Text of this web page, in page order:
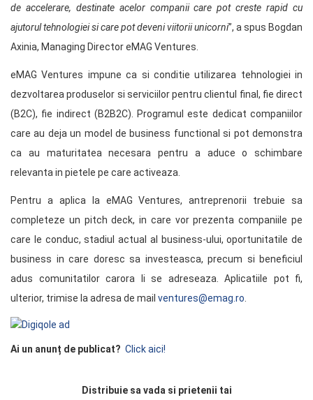
de accelerare, destinate acelor companii care pot creste rapid cu
ajutorul tehnologiei si care pot deveni viitorii unicorni”, a spus Bogdan
Axinia, Managing Director eMAG Ventures.
eMAG Ventures impune ca si conditie utilizarea tehnologiei in
dezvoltarea produselor si serviciilor pentru clientul final, fie direct
(B2C), fie indirect (B2B2C). Programul este dedicat companiilor
care au deja un model de business functional si pot demonstra
ca au maturitatea necesara pentru a aduce o schimbare
relevanta in pietele pe care activeaza.
Pentru a aplica la eMAG Ventures, antreprenorii trebuie sa
completeze un pitch deck, in care vor prezenta companiile pe
care le conduc, stadiul actual al business-ului, oportunitatile de
business in care doresc sa investeasca, precum si beneficiul
adus comunitatilor carora li se adreseaza. Aplicatiile pot fi,
ulterior, trimise la adresa de mail ventures@emag.ro
Ai un anunț de publicat? Click aici!
Distribuie sa vada si prietenii tai